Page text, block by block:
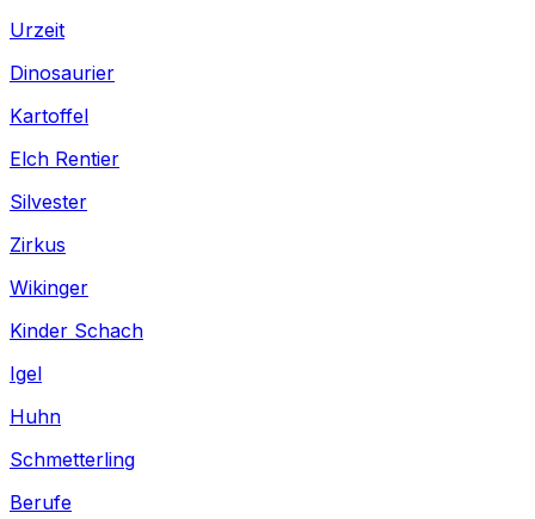
Urzeit
Dinosaurier
Kartoffel
Elch Rentier
Silvester
Zirkus
Wikinger
Kinder Schach
Igel
Huhn
Schmetterling
Berufe